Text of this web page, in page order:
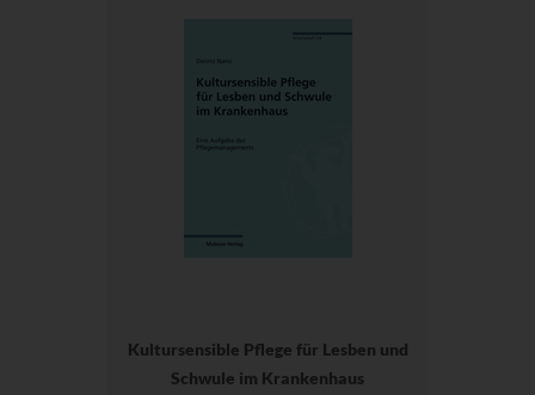
Kultursensible Pflege für Lesben und
Schwule im Krankenhaus